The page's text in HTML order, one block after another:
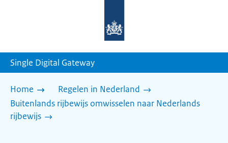
homepage
Single Digital Gateway
Home
Regelen in Nederland
Buitenlands rijbewijs omwisselen naar Nederlands
rijbewijs